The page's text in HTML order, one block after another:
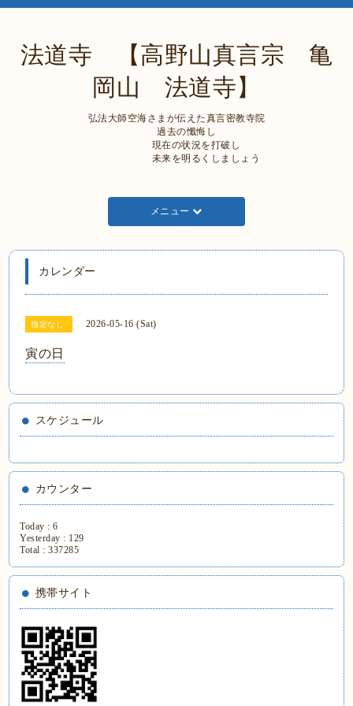
法道寺 【高野山真言宗 亀
岡山 法道寺】
弘法大師空海さまが伝えた真言密教寺院
過去の懺悔し
現在の状況を打破し
未来を明るくしましょう
メニュー
カレンダー
指定なし 2026-05-16 (Sat)
寅の日
スケジュール
カウンター
Today :6
Yesterday : 129
Total :337285
携帯サイト